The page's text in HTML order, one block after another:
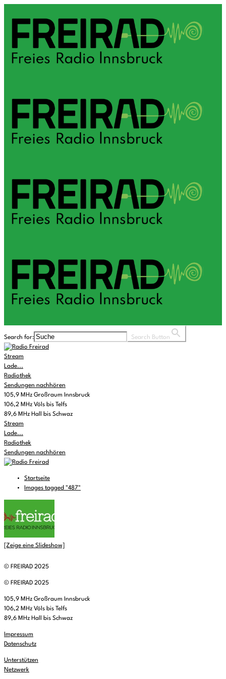
Search for: Search Button
Stream
Lade...
Radiothek
Sendungen nachhören
105,9 MHz Großraum Innsbruck
106,2 MHz Völs bis Telfs
89,6 MHz Hall bis Schwaz
Stream
Lade...
Radiothek
Sendungen nachhören
Startseite
Images tagged "487"
[Zeige eine Slideshow]
© FREIRAD 2025
© FREIRAD 2025
105,9 MHz Großraum Innsbruck
106,2 MHz Völs bis Telfs
89,6 MHz Hall bis Schwaz
Impressum
Datenschutz
Unterstützen
Netzwerk